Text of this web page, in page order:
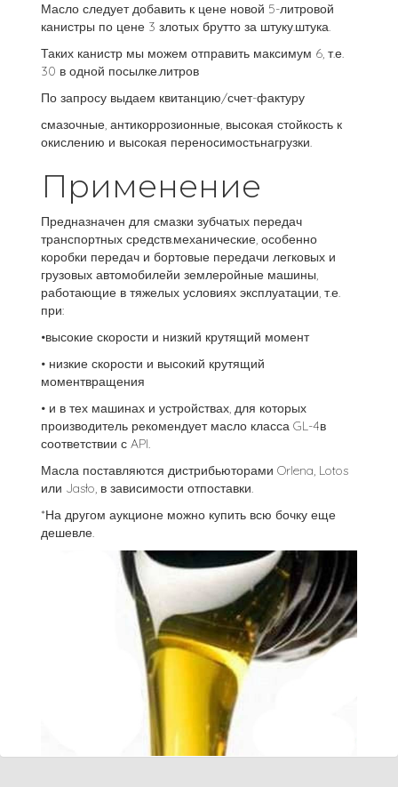
Масло следует добавить к цене новой 5-литровой
канистры по цене 3 злотых брутто за штуку.штука.
Таких канистр мы можем отправить максимум 6, т.е.
30 в одной посылке.литров
По запросу выдаем квитанцию/счет-фактуру
смазочные, антикоррозионные, высокая стойкость к
окислению и высокая переносимостьнагрузки.
Применение
Предназначен для смазки зубчатых передач
транспортных средств.механические, особенно
коробки передач и бортовые передачи легковых и
грузовых автомобилейи землеройные машины,
работающие в тяжелых условиях эксплуатации, т.е.
при:
•высокие скорости и низкий крутящий момент
• низкие скорости и высокий крутящий
моментвращения
• и в тех машинах и устройствах, для которых
производитель рекомендует масло класса GL-4в
соответствии с API.
Масла поставляются дистрибьюторами Orlena, Lotos
или Jasło, в зависимости отпоставки.
*На другом аукционе можно купить всю бочку еще
дешевле.